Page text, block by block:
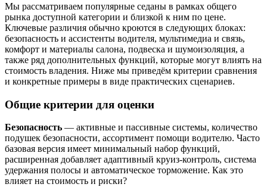
Мы рассматриваем популярные седаны в рамках общего
рынка доступной категории и близкой к ним по цене.
Ключевые различия обычно кроются в следующих блоках:
безопасность и ассистенты водителя, мультимедиа и связь,
комфорт и материалы салона, подвеска и шумоизоляция, а
также ряд дополнительных функций, которые могут влиять на
стоимость владения. Ниже мы приведём критерии сравнения
и конкретные примеры в виде практических сценариев.
Общие критерии для оценки
Безопасность — активные и пассивные системы, количество
подушек безопасности, ассортимент помощи водителю. Часто
базовая версия имеет минимальный набор функций,
расширенная добавляет адаптивный круиз-контроль, система
удержания полосы и автоматическое торможение. Как это
влияет на стоимость и риски?